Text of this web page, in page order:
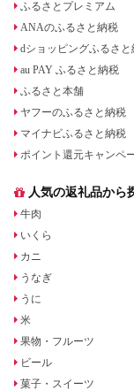
ふるさとプレミアム
ANAのふるさと納税
dショッピングふるさと
au PAY ふるさと納税
ふるさと本舗
ヤフーのふるさと納税
マイナビふるさと納税
ポイント還元キャンペ
人気の返礼品から
牛肉
いくら
カニ
うなぎ
うに
米
果物・フルーツ
ビール
菓子・スイーツ